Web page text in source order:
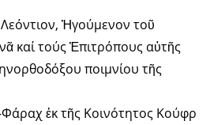
Ἡγούμενον τοῦ
καί τούς Ἐπιτρόπους αὐτῆς
ποιμνίου τῆς
ἐκ τῆς Κοινότητος Κούφρ